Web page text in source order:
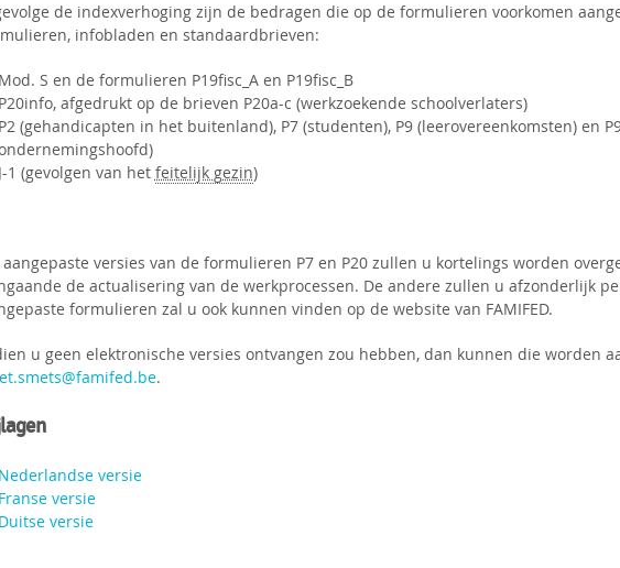
de indexverhoging zijn de bedragen die op de formulieren voorkomen
infobladen en standaardbrieven:
Mod. S en de formulieren P19fisc_A en P19fisc_B
P20info, afgedrukt op de brieven P20a-c (werkzoekende schoolverlaters)
P2 (gehandicapten in het buitenland), P7 (studenten), P9 (leerovereenkomsten) en
J-1 (gevolgen van het feitelijk gezin)
aangepaste versies van de formulieren P7 en P20 zullen u kortelings worden
de actualisering van de werkprocessen. De andere zullen u afzonderlijk
formulieren zal u ook kunnen vinden op de website van FAMIFED.
u geen elektronische versies ontvangen zou hebben, dan kunnen die worden
.
Nederlandse versie
Franse versie
Duitse versie